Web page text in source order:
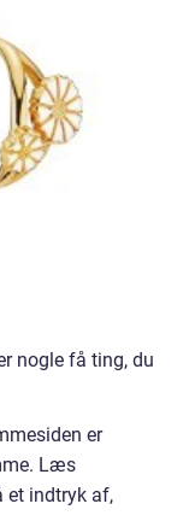
nogle få ting, du
er
Læs
et indtryk af,